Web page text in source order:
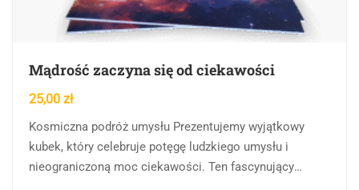
Mądrość zaczyna się od ciekawości
25,00 zł
Kosmiczna podróż umysłu Prezentujemy wyjątkowy
kubek, który celebruje potęgę ludzkiego umysłu i
nieograniczoną moc ciekawości. Ten fascynujący